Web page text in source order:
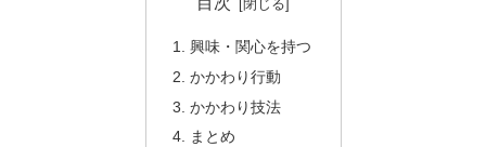
興味・関心を持つ
かかわり行動
かかわり技法
まとめ